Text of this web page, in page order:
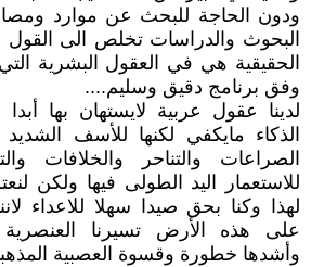
ودون الحاجة للبحث عن موارد
البحوث والدراسات تخلص الى القول
الحقيقية هي في العقول البشرية
وفق برنامج دقيق وسليم....
لدينا عقول عربية لايستهان بها
الذكاء مايكفي لكنها للأسف
الصراعات والتناحر والخلافات
للاستعمار اليد الطولى فيها ولكن
لهذا وكنا بحق صيدا سهلا للاعداء
على هذه الأرض تسيرنا العنصرية
وأشدها خطورة وقسوة العصبية